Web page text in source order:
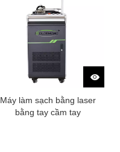
Máy làm sạch bằng laser
bằng tay cầm tay